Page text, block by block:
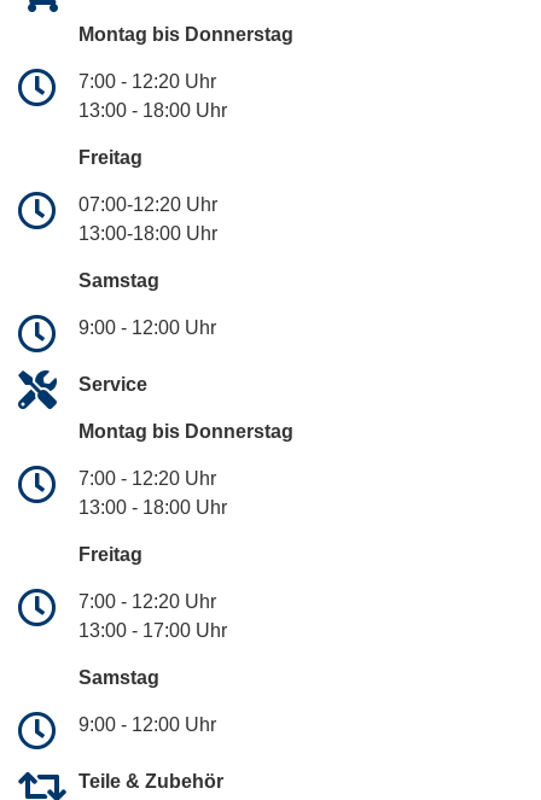
Montag bis Donnerstag
7:00 - 12:20 Uhr
13:00 - 18:00 Uhr
Freitag
07:00-12:20 Uhr
13:00-18:00 Uhr
Samstag
9:00 - 12:00 Uhr
Service
Montag bis Donnerstag
7:00 - 12:20 Uhr
13:00 - 18:00 Uhr
Freitag
7:00 - 12:20 Uhr
13:00 - 17:00 Uhr
Samstag
9:00 - 12:00 Uhr
Teile & Zubehör